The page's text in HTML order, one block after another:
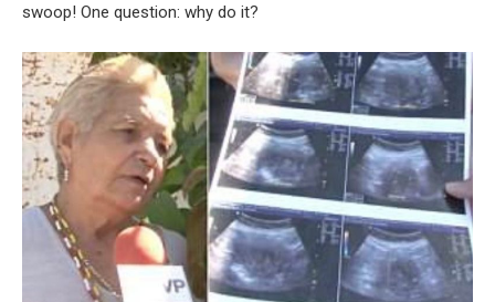
swoop! One question: why do it?